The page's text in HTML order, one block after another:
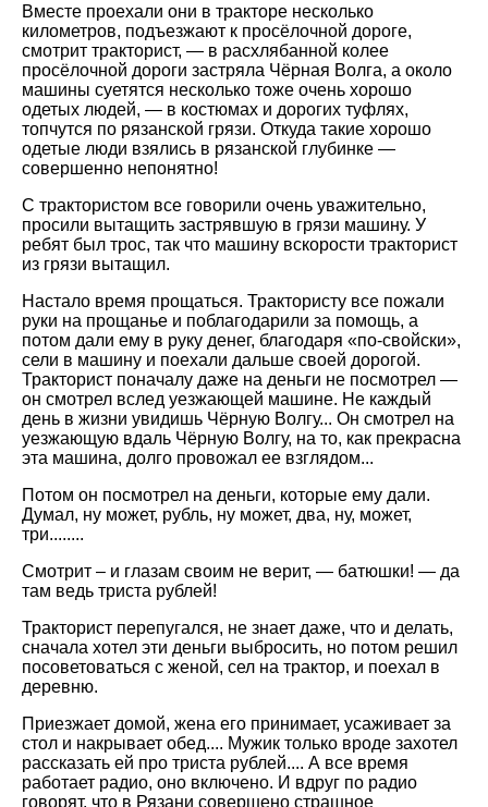
Вместе проехали они в тракторе несколько
километров, подъезжают к просёлочной дороге,
смотрит тракторист, — в расхлябанной колее
просёлочной дороги застряла Чёрная Волга, а около
машины суетятся несколько тоже очень хорошо
одетых людей, — в костюмах и дорогих туфлях,
топчутся по рязанской грязи. Откуда такие хорошо
одетые люди взялись в рязанской глубинке —
совершенно непонятно!
С трактористом все говорили очень уважительно,
просили вытащить застрявшую в грязи машину. У
ребят был трос, так что машину вскорости тракторист
из грязи вытащил.
Настало время прощаться. Трактористу все пожали
руки на прощанье и поблагодарили за помощь, а
потом дали ему в руку денег, благодаря «по-свойски»,
сели в машину и поехали дальше своей дорогой.
Тракторист поначалу даже на деньги не посмотрел —
он смотрел вслед уезжающей машине. Не каждый
день в жизни увидишь Чёрную Волгу... Он смотрел на
уезжающую вдаль Чёрную Волгу, на то, как прекрасна
эта машина, долго провожал ее взглядом...
Потом он посмотрел на деньги, которые ему дали.
Думал, ну может, рубль, ну может, два, ну, может,
три........
Смотрит – и глазам своим не верит, — батюшки! — да
там ведь триста рублей!
Тракторист перепугался, не знает даже, что и делать,
сначала хотел эти деньги выбросить, но потом решил
посоветоваться с женой, сел на трактор, и поехал в
деревню.
Приезжает домой, жена его принимает, усаживает за
стол и накрывает обед.... Мужик только вроде захотел
рассказать ей про триста рублей.... А все время
работает радио, оно включено. И вдруг по радио
говорят, что в Рязани совершено страшное